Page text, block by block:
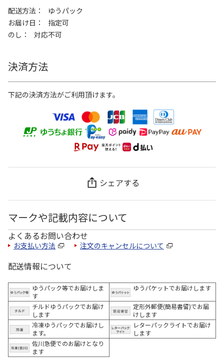
配送方法
ゆうパック
お届け日
指定可
のし
対応不可
決済方法
下記の決済方法がご利用頂けます。
シェアする
マークや記載内容について
よくあるお問い合わせ
お支払い方法 注文のキャンセルについて
配送情報について
ゆうパック等でお届けしま
す
ゆうパケットでお届けします
チルドゆうパックでお届け
します
定形外郵便(簡易書留)でお届
けします
冷凍ゆうパックでお届けし
ます。
レターパックライトでお届け
します
佐川急便でのお届けとなり
ます